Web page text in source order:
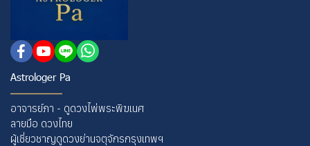
Astrologer Pa
อาจารย์ภา - ดูดวงไพ่พระพิฆเนศ
ลายมือ ดวงไทย
ผู้เชี่ยวชาญดูดวงย่านจตุจักรกรุงเทพฯ